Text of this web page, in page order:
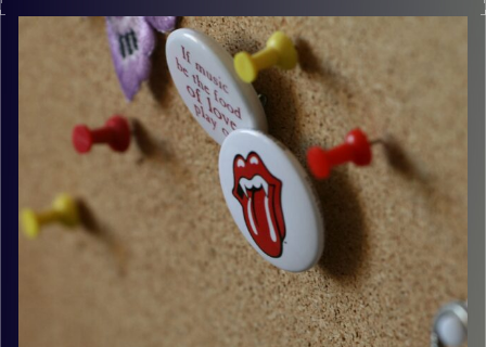
włodi